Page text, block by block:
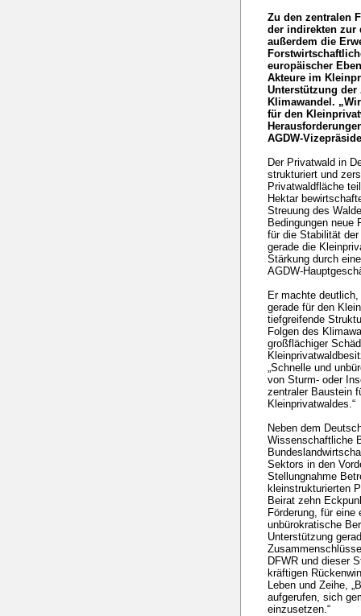
Zu den zentralen
der indirekten zur
außerdem die
europäischer
Akteure im
Unterstützung der
Klimawandel.
für den
AGDW-
Der Privatwald in
strukturiert und
Privatwaldfläche
Hektar
Streuung des
Bedingungen neue
für die Stabilität
gerade die
Stärkung durch
AGDW-
Er machte
gerade für den
tiefgreifende
Folgen des
großflächiger
„Schnelle und
von Sturm- oder
zentraler Baustein
Kleinprivatwaldes.“
Neben dem
Wissenschaftliche
Sektors in den
Stellungnahme
kleinstrukturierten
Beirat zehn
Förderung, für eine
unbürokratische
Unterstützung
DFWR und dieser
kräftigen
Leben und Zeihe,
aufgerufen, sich
einzusetzen.“